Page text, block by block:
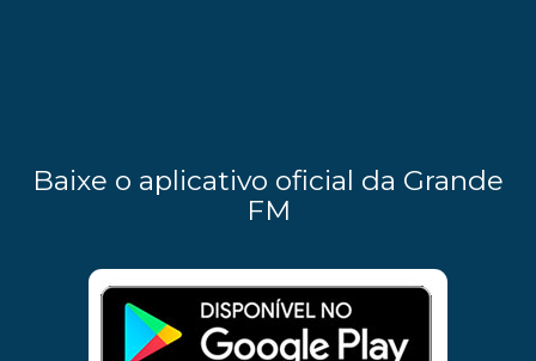
Baixe o aplicativo oficial da Grande
FM